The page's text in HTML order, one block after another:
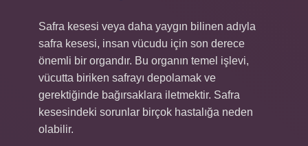
Safra kesesi veya daha yaygın bilinen adıyla
safra kesesi, insan vücudu için son derece
önemli bir organdır. Bu organın temel işlevi,
vücutta biriken safrayı depolamak ve
gerektiğinde bağırsaklara iletmektir. Safra
kesesindeki sorunlar birçok hastalığa neden
olabilir.